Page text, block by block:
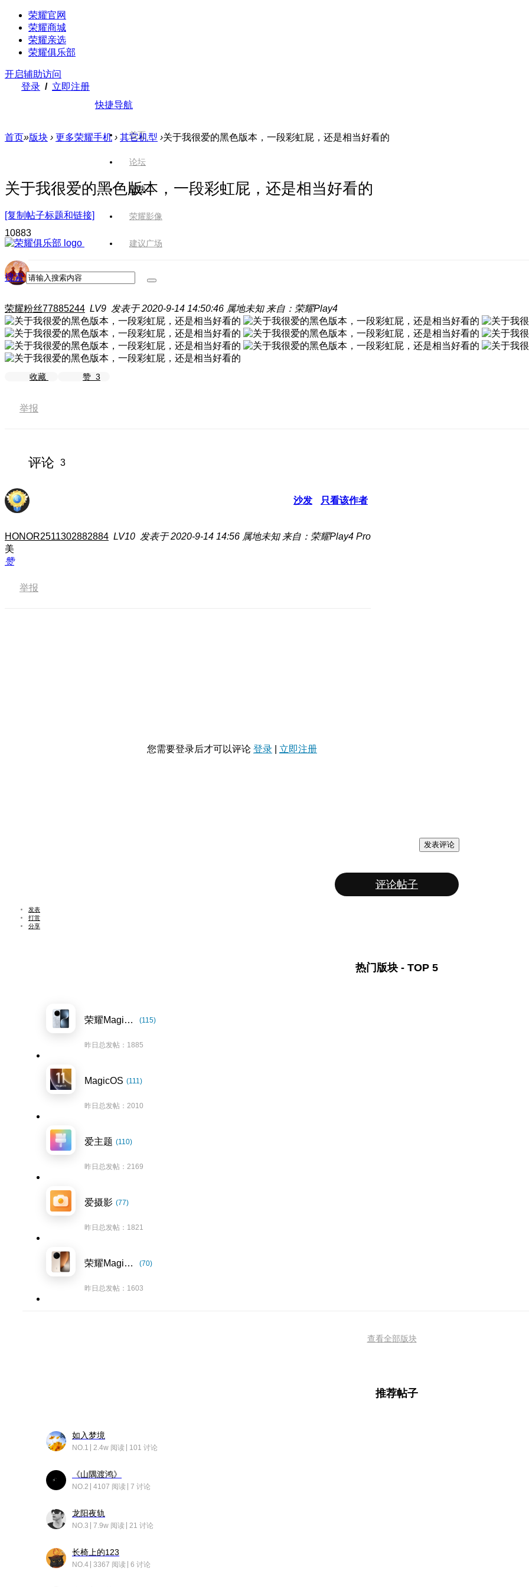
荣耀官网
荣耀商城
荣耀亲选
荣耀俱乐部
开启辅助访问
登录 / 立即注册
快捷导航
首页
论坛
版块
荣耀影像
建议广场
搜索
首页»版块 › 更多荣耀手机 › 其它机型 ›关于我很爱的黑色版本，一段彩虹屁，还是相当好看的
关于我很爱的黑色版本，一段彩虹屁，还是相当好看的
[复制帖子标题和链接]
10883
荣耀粉丝77885244 LV9 发表于 2020-9-14 14:50:46 属地未知 来自：荣耀Play4
收藏 赞 3
举报
评论 3
沙发 只看该作者
HONOR2511302882884 LV10 发表于 2020-9-14 14:56 属地未知 来自：荣耀Play4 Pro
美
赞
举报
您需要登录后才可以评论 登录 立即注册
发表评论
评论帖子
发表
打赏
分享
热门版块 - TOP 5
荣耀Magic7系列 (115)
昨日总发帖：1885
MagicOS (111)
昨日总发帖：2010
爱主题 (110)
昨日总发帖：2169
爱摄影 (77)
昨日总发帖：1821
荣耀Magic8系列 (70)
昨日总发帖：1603
查看全部版块
推荐帖子
如入梦境
NO.1 2.4w 阅读 101 讨论
《山隅渡鸿》
NO.2 4107 阅读 7 讨论
龙阳夜轨
NO.3 7.9w 阅读 21 讨论
长椅上的123
NO.4 3367 阅读 6 讨论